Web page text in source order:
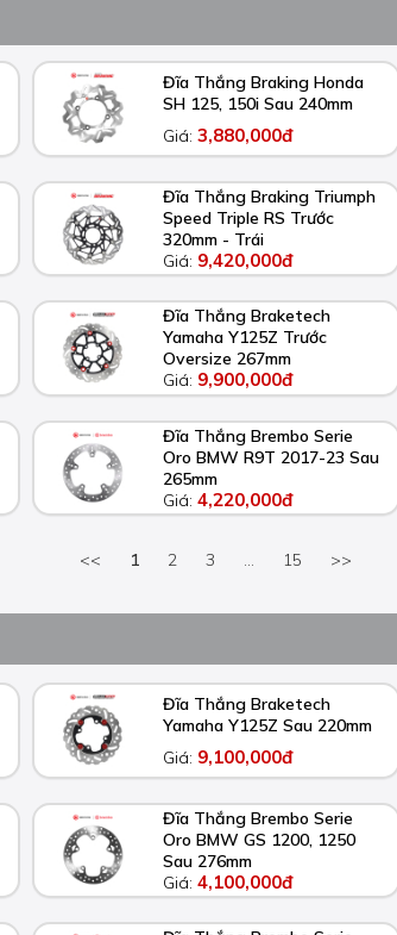
Đĩa Thắng Braking Honda
SH 125, 150i Sau 240mm
Giá:3,880,000đ
Đĩa Thắng Braking Triumph
Speed Triple RS Trước
320mm - Trái
Giá: 9,420,000đ
Đĩa Thắng Braketech
Yamaha Y125Z Trước
Oversize 267mm
Giá: 9,900,000đ
Đĩa Thắng Brembo Serie
Oro BMW R9T 2017-23 Sau
265mm
Giá:4,220,000đ
<< 1 2 3 ... 15 >>
Đĩa Thắng Braketech
Yamaha Y125Z Sau 220mm
Giá: 9,100,000đ
Đĩa Thắng Brembo Serie
Oro BMW GS 1200, 1250
Sau 276mm
Giá:4,100,000đ